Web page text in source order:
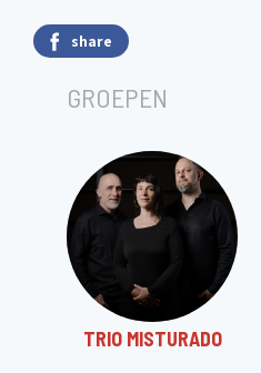
share
GROEPEN
TRIO MISTURADO